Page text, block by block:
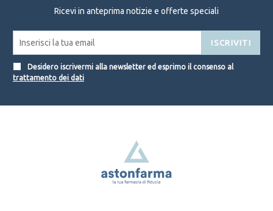
Ricevi in anteprima notizie e offerte speciali
ISCRIVITI
Desidero iscrivermi alla newsletter ed esprimo il consenso al
trattamento dei dati